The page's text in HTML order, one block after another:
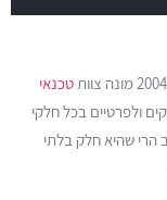
טכנאי
ולפרטיים בכל חלקי
הרי שהיא חלק בלתי